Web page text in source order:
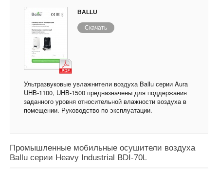
BALLU
Скачать
Ультразвуковые увлажнители воздуха Ballu серии Aura
UHB-1100, UHB-1500 предназначены для поддержания
заданного уровня относительной влажности воздуха в
помещении. Руководство по эксплуатации.
Промышленные мобильные осушители воздуха
Ballu серии Heavy Industrial BDI-70L